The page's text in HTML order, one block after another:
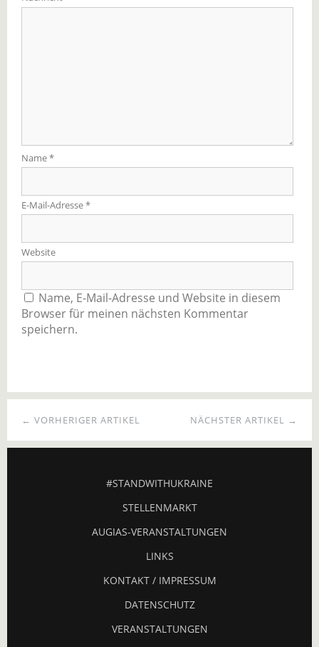
Name*
E-Mail-Adresse*
Website
Name, E-Mail-Adresse und Website in diesem
Browser für meinen nächsten Kommentar
speichern.
NÄCHSTER ARTIKEL →
← VORHERIGER ARTIKEL
#STANDWITHUKRAINE
STELLENMARKT
AUGIAS-VERANSTALTUNGEN
LINKS
KONTAKT / IMPRESSUM
DATENSCHUTZ
VERANSTALTUNGEN